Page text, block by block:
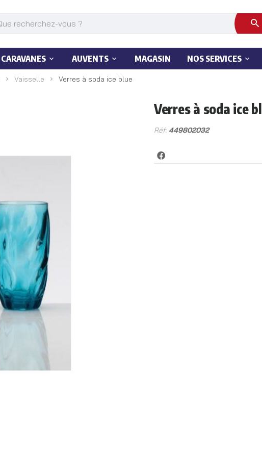
CARAVANES AUVENTS MAGASIN NOS SERVICES
Vaisselle Verres à soda ice blue
Verres à soda ice
Réf: 449802032